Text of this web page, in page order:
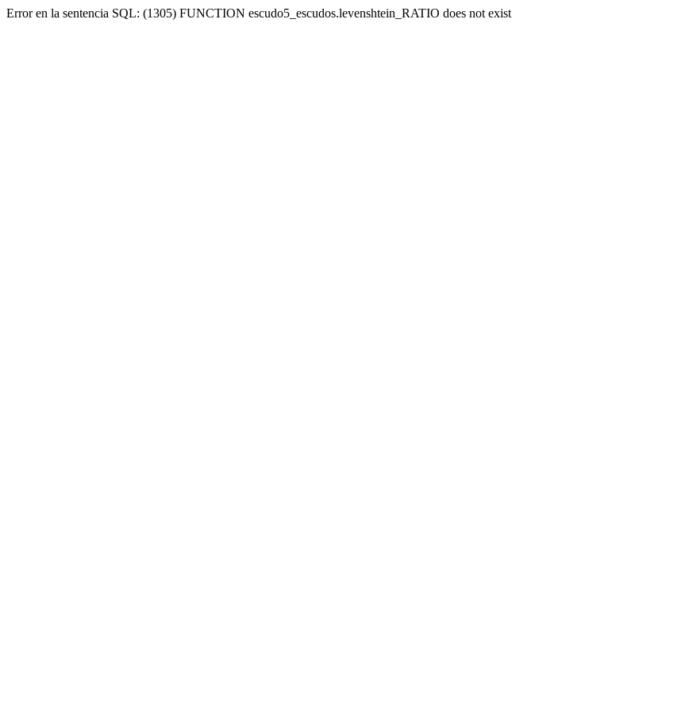
Error en la sentencia SQL: (1305) FUNCTION escudo5_escudos.levenshtein_RATIO does not exist